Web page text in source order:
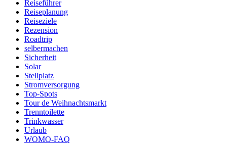
Reiseführer
Reiseplanung
Reiseziele
Rezension
Roadtrip
selbermachen
Sicherheit
Solar
Stellplatz
Stromversorgung
Top-Spots
Tour de Weihnachtsmarkt
Trenntoilette
Trinkwasser
Urlaub
WOMO-FAQ